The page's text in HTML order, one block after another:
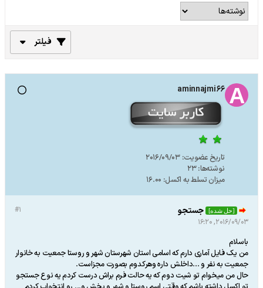
فیلتر
aminnajmi66
تاریخ عضویت: 2016/09/03
نوشته‌ها:23
میزان تسلط به اکسل: 16.00
#1 [حل شده] جستجو
2016/09/03, 16:20
باسلام
من یک فایل آماری دارم که اسامی استان شهرستان شهر و روستا جمعیت به خانوار
جمعیت به نفر و ...داخلش داره وهرکدوم بصورت مجزاست.
حال من میخوام تو شیت دوم که یه حالت فرم براش درست کردم یه نوع جستجو